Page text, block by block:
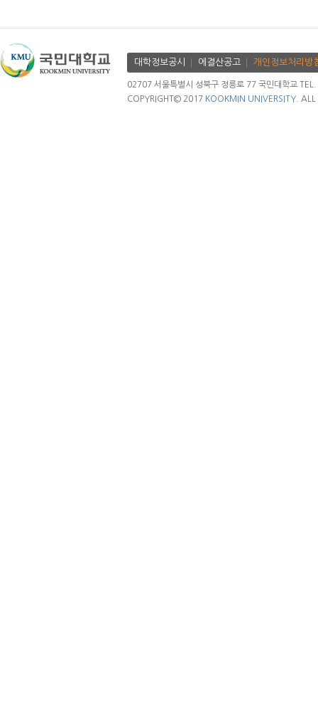
대학정보공시 에결산공고 개인정보처리방
02707 서울특별시 성북구 정릉로 77 국민대학교
COPYRIGHT© 2017 KOOKMIN UNIVERSITY. ALL